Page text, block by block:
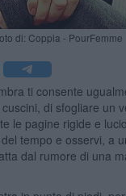
di: Coppia - PourFemme
ti consente
di sfogliare un
le pagine rigide e
tempo e osservi, a
dal rumore di una